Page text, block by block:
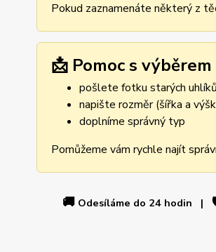
Pokud zaznamenáte některý z
📩 Pomoc s výběrem
pošlete fotku starých uhlíků
napište rozměr (šířka a
doplníme správný typ
Pomůžeme vám rychle najít
🚚Odesíláme do 24 hodin |